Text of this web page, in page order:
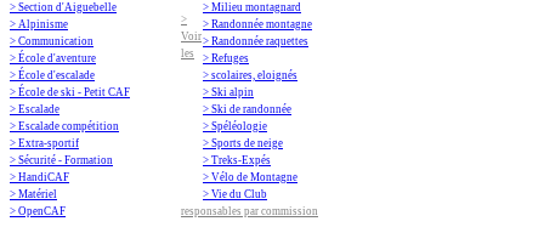
> Section d'Aiguebelle
> Alpinisme
> Communication
> École d'aventure
> École d'escalade
> École de ski - Petit CAF
> Escalade
> Escalade compétition
> Extra-sportif
> Sécurité - Formation
> HandiCAF
> Matériel
> OpenCAF
> Milieu montagnard
> Randonnée montagne
> Randonnée raquettes
> Refuges
> scolaires, eloignés
> Ski alpin
> Ski de randonnée
> Spéléologie
> Sports de neige
> Treks-Expés
> Vélo de Montagne
> Vie du Club
>
Voir
les
responsables par commission